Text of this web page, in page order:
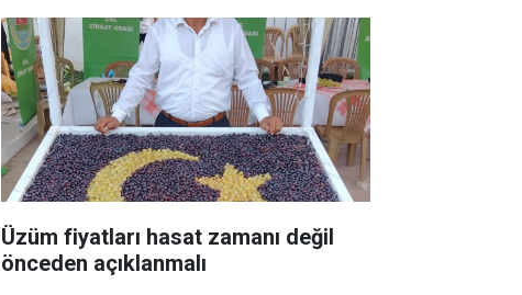
Üzüm fiyatları hasat zamanı değil
önceden açıklanmalı